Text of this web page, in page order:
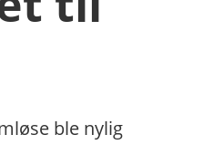
ble nylig